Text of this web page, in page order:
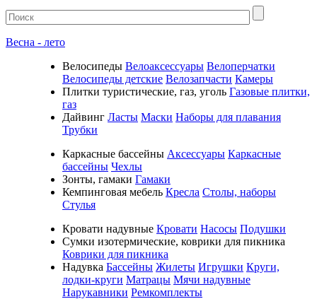
Весна - лето
Велосипеды Велоаксессуары Велоперчатки
Велосипеды детские Велозапчасти Камеры
Плитки туристические, газ, уголь Газовые плитки,
газ
Дайвинг Ласты Маски Наборы для плавания
Трубки
Каркасные бассейны Аксессуары Каркасные
бассейны Чехлы
Зонты, гамаки Гамаки
Кемпинговая мебель Кресла Столы, наборы
Стулья
Кровати надувные Кровати Насосы Подушки
Cумки изотермические, коврики для пикника
Коврики для пикника
Надувка Бассейны Жилеты Игрушки Круги,
лодки-круги Матрацы Мячи надувные
Нарукавники Ремкомплекты